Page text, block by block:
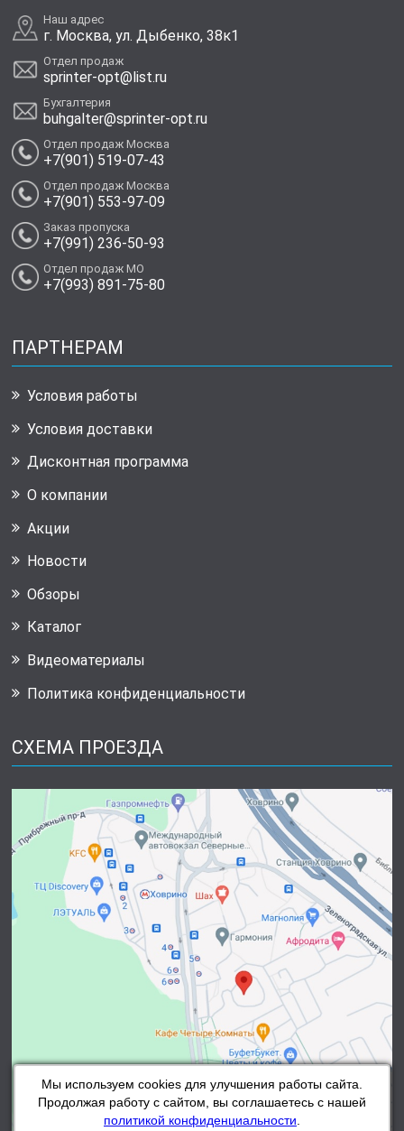
Мы используем cookies для улучшения работы сайта.
Продолжая работу с сайтом, вы соглашаетесь с нашей
политикой конфиденциальности
Наш адрес
г. Москва, ул. Дыбенко, 38к1
Отдел продаж
sprinter-opt@list.ru
Бухгалтерия
buhgalter@sprinter-opt.ru
Отдел продаж Москва
+7(901) 519-07-43
Отдел продаж Москва
+7(901) 553-97-09
Заказ пропуска
+7(991) 236-50-93
Отдел продаж МО
+7(993) 891-75-80
ПАРТНЕРАМ
Условия работы
Условия доставки
Дисконтная программа
О компании
Акции
Новости
Обзоры
Каталог
Видеоматериалы
Политика конфиденциальности
СХЕМА ПРОЕЗДА